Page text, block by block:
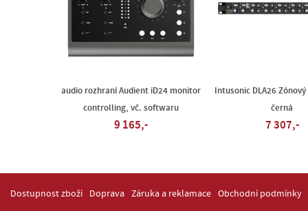
audio rozhraní Audient iD24 monitor
controlling, vč. softwaru
9 165,-
Intusonic DLA26
černá
7 307,-
Dostupnost zboží Doprava Záruka a reklamace Obchodní podmínky